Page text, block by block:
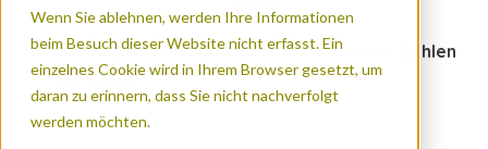
Wenn Sie ablehnen, werden Ihre Informationen
beim Besuch dieser Website nicht erfasst. Ein
einzelnes Cookie wird in Ihrem Browser gesetzt, um
daran zu erinnern, dass Sie nicht nachverfolgt
werden möchten.
Anstieg im Fahrradtourismus: EuroVelo-Zahlen
für 2025